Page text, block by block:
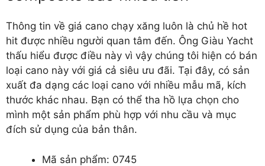
Thông tin về giá cano chạy xăng luôn là chủ hề hot
hit được nhiều người quan tâm đến. Ông Giàu Yacht
thấu hiểu được điều này vì vậy chúng tôi hiện có bán
loại cano này với giá cả siêu ưu đãi. Tại đây, có sản
xuất đa dạng các loại cano với nhiều mẫu mã, kích
thước khác nhau. Bạn có thể tha hồ lựa chọn cho
mình một sản phẩm phù hợp với nhu cầu và mục
đích sử dụng của bản thân.
Mã sản phẩm: 0745